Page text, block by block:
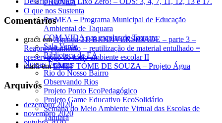
PRONEA
O que nos Sustenta
ProMEA – Programa Municipal de Educação
Ambiental de Taquara
COM-VIDA nas escolas de Taquara
Sala Verde
Biblioteca de EA
Nossas Feituras
Rio do Nosso Bairro
Observando Rios
Projeto Ponto EcoPedagógico
Projeto Game Educativo EcoSolidário
Semana do Meio Ambiente Virtual das Escolas de
Taquara
Comentários
graca emAgenda 21: BIODIVERSIDADE – parte 3 –
Reaproveitamento + reutilização de material entulhado =
preservação do meio ambiente escolar II
marliemEMEF TÓME DE SOUZA – Projeto Água
Arquivos
dezembro 2020
novembro 2020